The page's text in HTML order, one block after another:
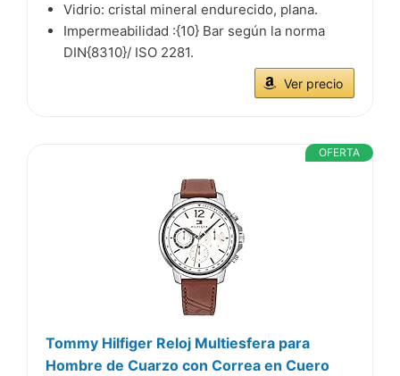
Vidrio: cristal mineral endurecido, plana.
Impermeabilidad :{10} Bar según la norma
DIN{8310}/ ISO 2281.
Ver precio
OFERTA
Tommy Hilfiger Reloj Multiesfera para
Hombre de Cuarzo con Correa en Cuero